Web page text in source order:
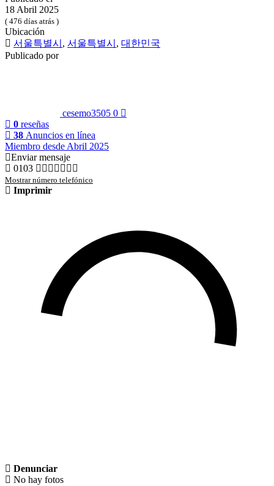
18 Abril 2025
( 476 días atrás )
Ubicación
서울특별시 , 서울특별시 , 대한민국
Publicado por
cesemo3505 0
0 reseñas
38 Anuncios en línea
Miembro desde Abril 2025
Enviar mensaje
0103
Mostrar número telefónico
Imprimir
Denunciar
No hay fotos